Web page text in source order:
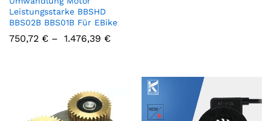
Leistungsstarke BBSHD
BBS02B BBS01B Für EBike
750,72 € – 1.476,39 €